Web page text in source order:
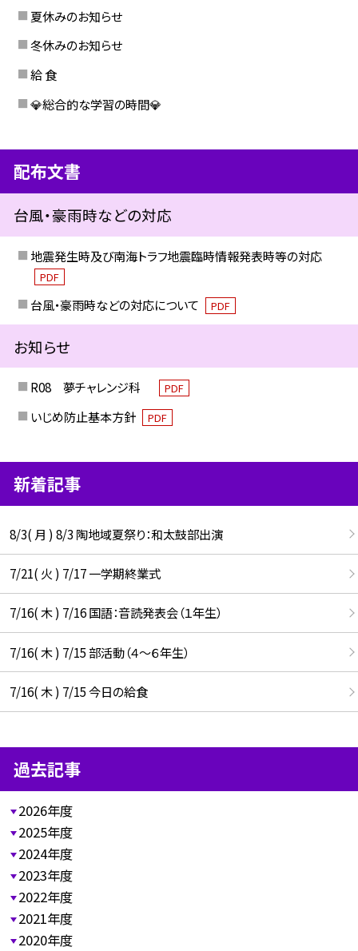
夏休みのお知らせ
冬休みのお知らせ
給 食
💎総合的な学習の時間💎
配布文書
台風・豪雨時などの対応
地震発生時及び南海トラフ地震臨時情報発表時等の対応
PDF
台風・豪雨時などの対応について PDF
お知らせ
R08 夢チャレンジ科 PDF
いじめ防止基本方針 PDF
新着記事
8/3( 月 ) 8/3 陶地域夏祭り：和太鼓部出演
7/21( 火 ) 7/17 一学期終業式
7/16( 木 ) 7/16 国語：音読発表会（１年生）
7/16( 木 ) 7/15 部活動（４～６年生）
7/16( 木 ) 7/15 今日の給食
過去記事
2026年度
2025年度
2024年度
2023年度
2022年度
2021年度
2020年度